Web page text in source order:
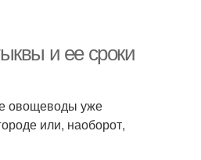
и ее сроки
овощеводы уже
или, наоборот,